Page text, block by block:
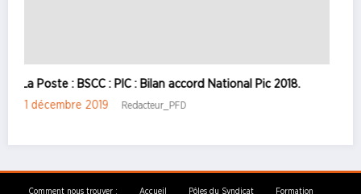
: PIC : Bilan accord National Pic 2018.
Redacteur_PFD
FACILITESS : infos
Comment nous trouver : Accueil Pôles du Syndicat Formation